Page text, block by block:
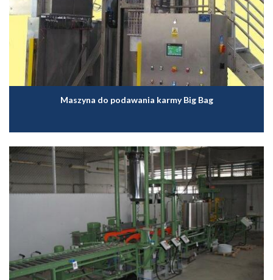
Maszyna do podawania karmy Big Bag